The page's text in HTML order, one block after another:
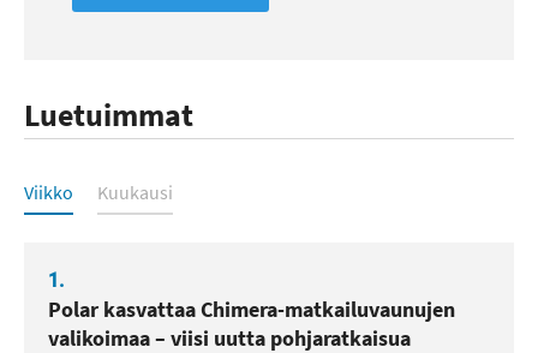
Luetuimmat
Luetuimmat
Viikko Kuukausi
1.
Polar kasvattaa Chimera-matkailuvaunujen
valikoimaa – viisi uutta pohjaratkaisua